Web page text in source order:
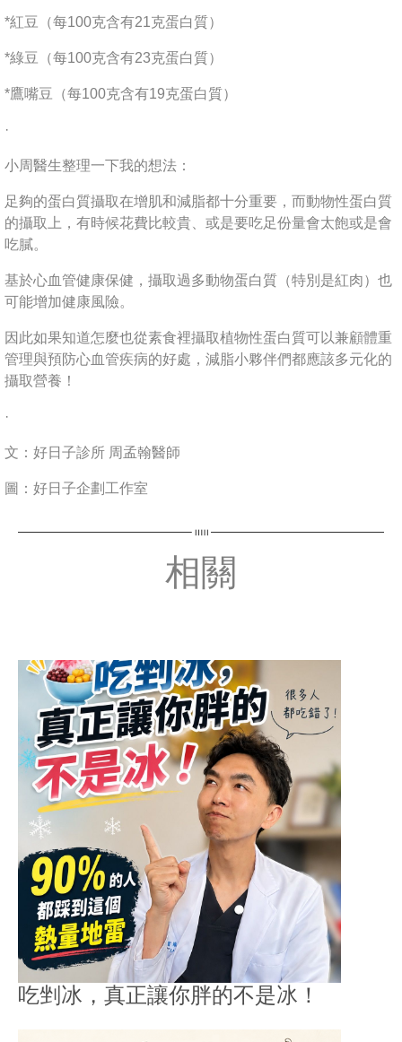
*紅豆（每100克含有21克蛋白質）
*綠豆（每100克含有23克蛋白質）
*鷹嘴豆（每100克含有19克蛋白質）
·
小周醫生整理一下我的想法：
足夠的蛋白質攝取在增肌和減脂都十分重要，而動物性蛋白質
的攝取上，有時候花費比較貴、或是要吃足份量會太飽或是會
吃膩。
基於心血管健康保健，攝取過多動物蛋白質（特別是紅肉）也
可能增加健康風險。
因此如果知道怎麼也從素食裡攝取植物性蛋白質可以兼顧體重
管理與預防心血管疾病的好處，減脂小夥伴們都應該多元化的
攝取營養！
·
文：好日子診所 周孟翰醫師
圖：好日子企劃工作室
相關
吃剉冰，真正讓你胖的不是冰！